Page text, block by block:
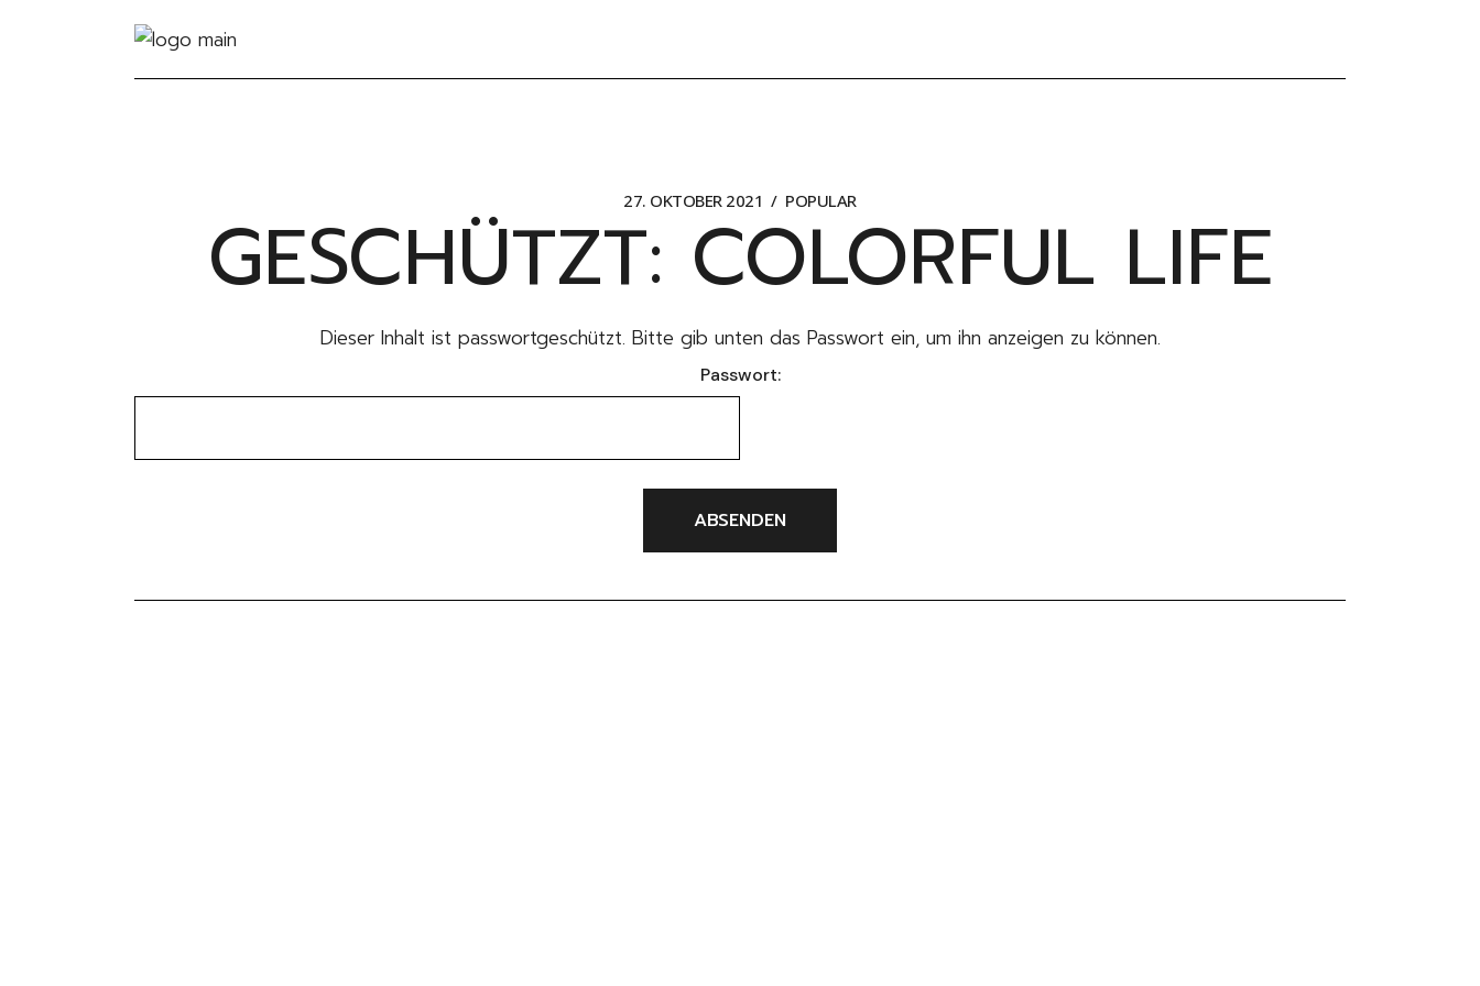
27. OKTOBER 2021 POPULAR
GESCHÜTZT: COLORFUL LIFE
Dieser Inhalt ist passwortgeschützt. Bitte gib unten das Passwort ein, um ihn anzeigen zu können.
Passwort: